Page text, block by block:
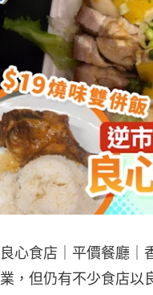
良心食店｜平價餐廳｜
業，但仍有不少食店以